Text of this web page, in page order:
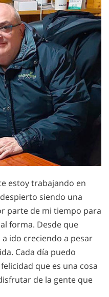
estoy trabajando en
siendo una
parte de mi tiempo para
forma. Desde que
ido creciendo a pesar
Cada día puedo
que es una cosa
de la gente que